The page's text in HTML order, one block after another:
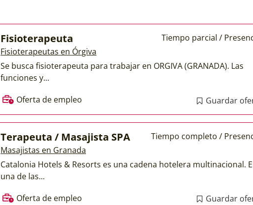
Fisioterapeuta
Fisioterapeutas en Órgiva
Tiempo parcial /
Se busca fisioterapeuta para trabajar en ORGIVA (GRANADA). Las
funciones y...
Oferta de empleo
Guardar
Terapeuta / Masajista SPA
Masajistas en Granada
Tiempo completo /
Catalonia Hotels & Resorts es una cadena hotelera multinacional.
una de las...
Oferta de empleo
Guardar